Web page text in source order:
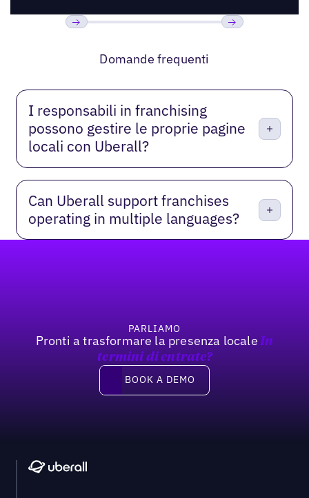
Domande frequenti
I responsabili in franchising
possono gestire le proprie pagine
locali con Uberall?
Can Uberall support franchises
operating in multiple languages?
PARLIAMO
Pronti a trasformare la presenza locale In
termini di entrate?
Book a demo
BOOK A DEMO